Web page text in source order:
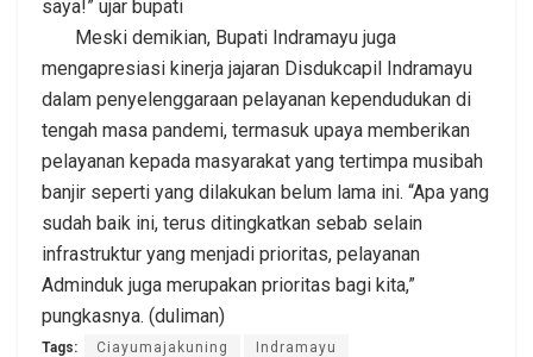
saya!” ujar bupati
Meski demikian, Bupati Indramayu juga
mengapresiasi kinerja jajaran Disdukcapil Indramayu
dalam penyelenggaraan pelayanan kependudukan di
tengah masa pandemi, termasuk upaya memberikan
pelayanan kepada masyarakat yang tertimpa musibah
banjir seperti yang dilakukan belum lama ini. “Apa yang
sudah baik ini, terus ditingkatkan sebab selain
infrastruktur yang menjadi prioritas, pelayanan
Adminduk juga merupakan prioritas bagi kita,”
pungkasnya. (duliman)
Tags: Ciayumajakuning Indramayu